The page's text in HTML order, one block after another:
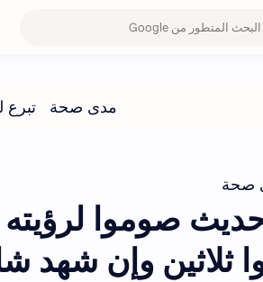
صحة
صوموا لرؤيته
ثلاثين وإن شهد